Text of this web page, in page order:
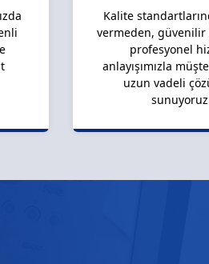
Kalite
vermeden,
profesyonel
anlayışımızla
uzun vadeli